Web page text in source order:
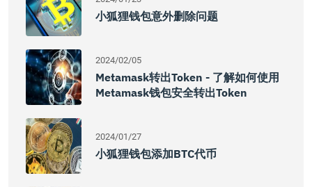
小狐狸钱包意外删除问题
2024/02/05
Metamask转出Token - 了解如何使用
Metamask钱包安全转出Token
2024/01/27
小狐狸钱包添加BTC代币